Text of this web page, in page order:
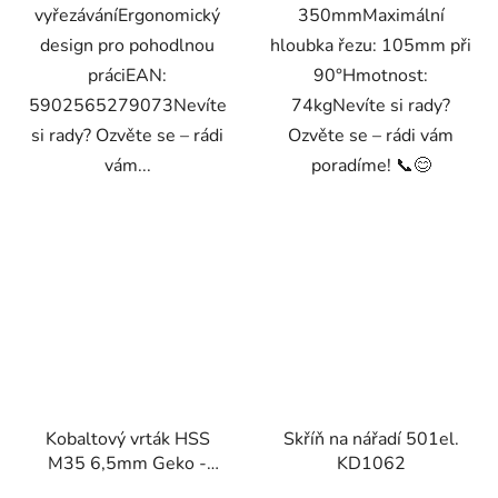
vyřezáváníErgonomický
design pro pohodlnou
práciEAN:
5902565279073Nevíte
si rady? Ozvěte se – rádi
vám...
350mmMaximální
hloubka řezu: 105mm při
90°Hmotnost:
74kgNevíte si rady?
Ozvěte se – rádi vám
poradíme! 📞😊
Kobaltový vrták HSS
M35 6,5mm Geko -
Skříň na nářadí 501el.
KD1062